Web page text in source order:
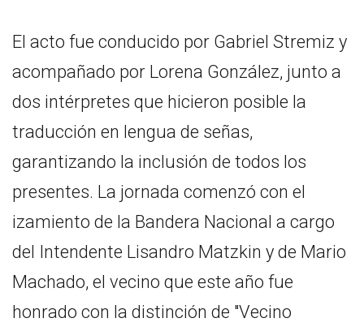
El acto fue conducido por Gabriel Stremiz y
acompañado por Lorena González, junto a
dos intérpretes que hicieron posible la
traducción en lengua de señas,
garantizando la inclusión de todos los
presentes. La jornada comenzó con el
izamiento de la Bandera Nacional a cargo
del Intendente Lisandro Matzkin y de Mario
Machado, el vecino que este año fue
honrado con la distinción de "Vecino